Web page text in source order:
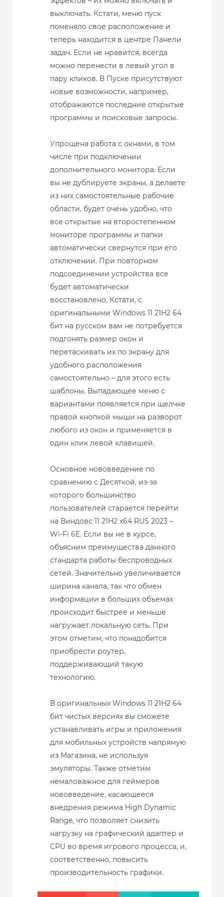
выключать. Кстати, меню пуск
поменяло свое расположение и
теперь находится в центре Панели
задач. Если не нравится, всегда
можно перенести в левый угол в
пару кликов. В Пуске присутствуют
новые возможности, например,
отображаются последние открытые
программы и поисковые запросы.
Упрощена работа с окнами, в том
числе при подключении
дополнительного монитора. Если
вы не дублируете экраны, а делаете
из них самостоятельные рабочие
области, будет очень удобно, что
все открытые на второстепенном
мониторе программы и папки
автоматически свернутся при его
отключении. При повторном
подсоединении устройства все
будет автоматически
восстановлено. Кстати, с
оригинальными Windows 11 21H2 64
бит на русском вам не потребуется
подгонять размер окон и
перетаскивать их по экрану для
удобного расположения
самостоятельно – для этого есть
шаблоны. Выпадающее меню с
вариантами появляется при щелчке
правой кнопкой мыши на разворот
любого из окон и применяется в
один клик левой клавишей.
Основное нововведение по
сравнению с Десяткой, из-за
которого большинство
пользователей старается перейти
на Виндовс 11 21H2 x64 RUS 2023 –
Wi-Fi 6E. Если вы не в курсе,
объясним преимущества данного
стандарта работы беспроводных
сетей. Значительно увеличивается
ширина канала, так что обмен
информации в больших объемах
происходит быстрее и меньше
нагружает локальную сеть. При
этом отметим, что понадобится
приобрести роутер,
поддерживающий такую
технологию.
В оригинальных Windows 11 21H2 64
бит чистых версиях вы сможете
устанавливать игры и приложения
для мобильных устройств напрямую
из Магазина, не используя
эмуляторы. Также отметим
немаловажное для геймеров
нововведение, касающееся
внедрения режима High Dynamic
Range, что позволяет снизить
нагрузку на графический адаптер и
CPU во время игрового процесса, и,
соответственно, повысить
производительность графики.